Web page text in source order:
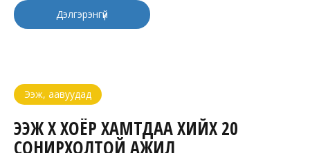
Дэлгэрэнгүй
Ээж, аавуудад
ЭЭЖ ХҮҮ ХОЁР ХАМТДАА ХИЙХ 20
СОНИРХОЛТОЙ АЖИЛ